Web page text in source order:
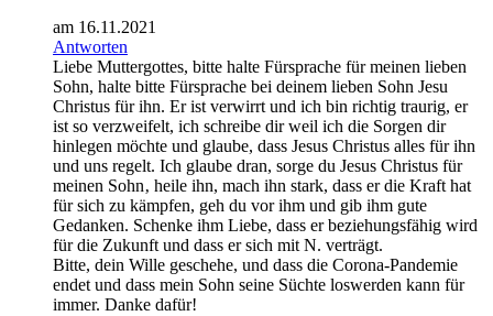
am 16.11.2021
Antworten
Liebe Muttergottes, bitte halte Fürsprache für meinen lieben
Sohn, halte bitte Fürsprache bei deinem lieben Sohn Jesu
Christus für ihn. Er ist verwirrt und ich bin richtig traurig, er
ist so verzweifelt, ich schreibe dir weil ich die Sorgen dir
hinlegen möchte und glaube, dass Jesus Christus alles für ihn
und uns regelt. Ich glaube dran, sorge du Jesus Christus für
meinen Sohn‚ heile ihn, mach ihn stark, dass er die Kraft hat
für sich zu kämpfen, geh du vor ihm und gib ihm gute
Gedanken. Schenke ihm Liebe, dass er beziehungsfähig wird
für die Zukunft und dass er sich mit N. verträgt.
Bitte, dein Wille geschehe, und dass die Corona-Pandemie
endet und dass mein Sohn seine Süchte loswerden kann für
immer. Danke dafür!